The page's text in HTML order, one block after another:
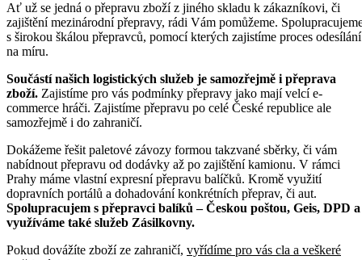
Ať už se jedná o přepravu zboží z jiného skladu k zákazníkovi, či
zajištění mezinárodní přepravy, rádi Vám pomůžeme.
s širokou škálou přepravců, pomocí kterých zajistíme proces odesílání
na míru.
Součástí našich logistických služeb je samozřejmě i přeprava
zboží. Zajistíme pro vás podmínky přepravy jako mají velcí e-
commerce hráči. Zajistíme přepravu po celé České republice ale
samozřejmě i do zahraničí.
Dokážeme řešit paletové závozy formou takzvané sběrky, či vám
nabídnout přepravu od dodávky až po zajištění kamionu. V rámci
Prahy máme vlastní expresní přepravu balíčků. Kromě využití
dopravních portálů a dohadování konkrétních přeprav, či aut.
Spolupracujem s přepravci balíků – Českou poštou, Geis, DPD a
využíváme také služeb Zásilkovny.
Pokud dovážíte zboží ze zahraničí, vyřídíme pro vás cla a veškeré